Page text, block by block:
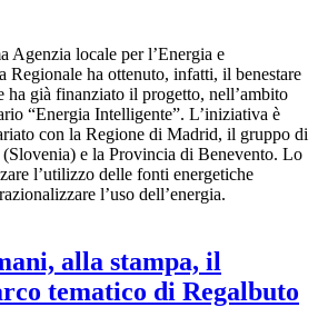
Agenzia locale per l’Energia e
Regionale ha ottenuto, infatti, il benestare
ha già finanziato il progetto, nell’ambito
“Energia Intelligente”. L’iniziativa è
con la Regione di Madrid, il gruppo di
e la Provincia di Benevento. Lo
l’utilizzo delle fonti energetiche
l’uso dell’energia.
alla stampa, il
tematico di Regalbuto